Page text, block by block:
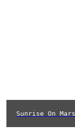
Sunrise On